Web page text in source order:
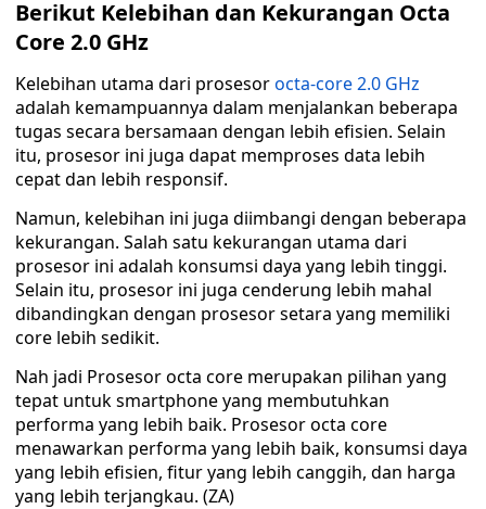
Berikut Kelebihan dan Kekurangan Octa
Core 2.0 GHz
Kelebihan utama dari prosesorocta-core 2.0 GHz
adalah kemampuannya dalam menjalankan beberapa
tugas secara bersamaan dengan lebih efisien. Selain
itu, prosesor ini juga dapat memproses data lebih
cepat dan lebih responsif.
Namun, kelebihan ini juga diimbangi dengan beberapa
kekurangan. Salah satu kekurangan utama dari
prosesor ini adalah konsumsi daya yang lebih tinggi.
Selain itu, prosesor ini juga cenderung lebih mahal
dibandingkan dengan prosesor setara yang memiliki
core lebih sedikit.
Nah jadi Prosesor octa core merupakan pilihan yang
tepat untuk smartphone yang membutuhkan
performa yang lebih baik. Prosesor octa core
menawarkan performa yang lebih baik, konsumsi daya
yang lebih efisien, fitur yang lebih canggih, dan harga
yang lebih terjangkau. (ZA)